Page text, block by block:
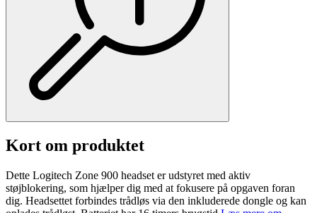
Kort om produktet
Dette Logitech Zone 900 headset er udstyret med aktiv
støjblokering, som hjælper dig med at fokusere på opgaven foran
dig. Headsettet forbindes trådløs via den inkluderede dongle og kan